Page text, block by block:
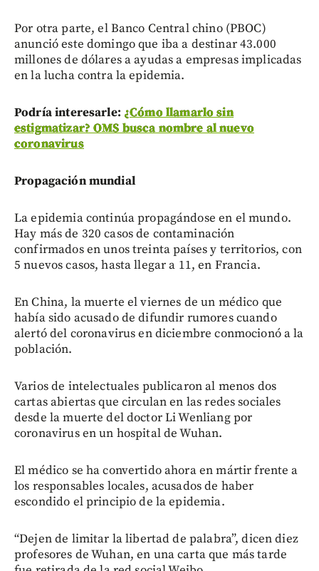
Por otra parte, el Banco Central chino (PBOC)
anunció este domingo que iba a destinar 43.000
millones de dólares a ayudas a empresas implicadas
en la lucha contra la epidemia.
Podría interesarle: ¿Cómo llamarlo sin
estigmatizar? OMS busca nombre al nuevo
coronavirus
Propagación mundial
La epidemia continúa propagándose en el mundo.
Hay más de 320 casos de contaminación
confirmados en unos treinta países y territorios, con
5 nuevos casos, hasta llegar a 11, en Francia.
En China, la muerte el viernes de un médico que
había sido acusado de difundir rumores cuando
alertó del coronavirus en diciembre conmocionó a la
población.
Varios de intelectuales publicaron al menos dos
cartas abiertas que circulan en las redes sociales
desde la muerte del doctor Li Wenliang por
coronavirus en un hospital de Wuhan.
El médico se ha convertido ahora en mártir frente a
los responsables locales, acusados de haber
escondido el principio de la epidemia.
“Dejen de limitar la libertad de palabra”, dicen diez
profesores de Wuhan, en una carta que más tarde